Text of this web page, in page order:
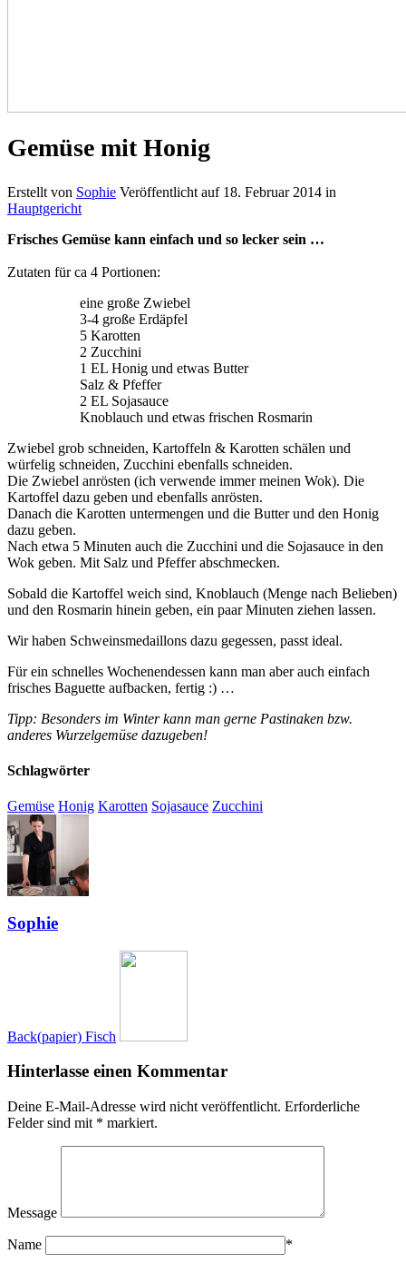
Gemüse mit Honig
Erstellt von Sophie Veröffentlicht auf 18. Februar 2014 in
Hauptgericht
Frisches Gemüse kann einfach und so lecker sein …
Zutaten für ca 4 Portionen:
eine große Zwiebel
3-4 große Erdäpfel
5 Karotten
2 Zucchini
1 EL Honig und etwas Butter
Salz & Pfeffer
2 EL Sojasauce
Knoblauch und etwas frischen Rosmarin
Zwiebel grob schneiden, Kartoffeln & Karotten schälen und
würfelig schneiden, Zucchini ebenfalls schneiden.
Die Zwiebel anrösten (ich verwende immer meinen Wok). Die
Kartoffel dazu geben und ebenfalls anrösten.
Danach die Karotten untermengen und die Butter und den Honig
dazu geben.
Nach etwa 5 Minuten auch die Zucchini und die Sojasauce in den
Wok geben. Mit Salz und Pfeffer abschmecken.
Sobald die Kartoffel weich sind, Knoblauch (Menge nach Belieben)
und den Rosmarin hinein geben, ein paar Minuten ziehen lassen.
Wir haben Schweinsmedaillons dazu gegessen, passt ideal.
Für ein schnelles Wochenendessen kann man aber auch einfach
frisches Baguette aufbacken, fertig :) …
Tipp: Besonders im Winter kann man gerne Pastinaken bzw.
anderes Wurzelgemüse dazugeben!
Schlagwörter
Gemüse Honig Karotten Sojasauce Zucchini
Sophie
Back(papier) Fisch
Hinterlasse einen Kommentar
Deine E-Mail-Adresse wird nicht veröffentlicht. Erforderliche
Felder sind mit * markiert.
Message
Name *